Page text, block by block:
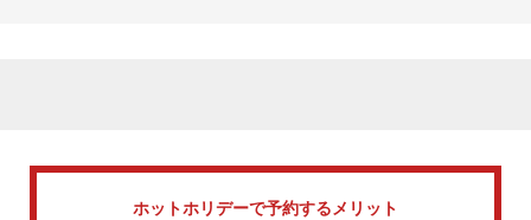
ホットホリデーで予約するメリット